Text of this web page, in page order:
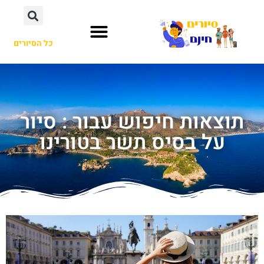
כל הסיורים
תוצאות חיפוש עבור : סיור
על בסיס תשר בטורינו